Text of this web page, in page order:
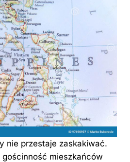
nie przestaje zaskakiwać.
mieszkańców